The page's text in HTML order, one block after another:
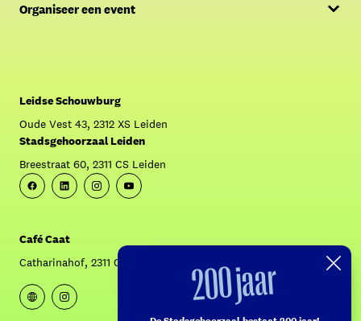
FAQ
Organiseer een event
Leidse Schouwburg
Oude Vest 43, 2312 XS Leiden
Stadsgehoorzaal Leiden
Breestraat 60, 2311 CS Leiden
FacebookLinkedinInstagramYoutube
Café Caat
Catharinahof, 2311 CS Leiden
WebsiteInstagram 200 jaar